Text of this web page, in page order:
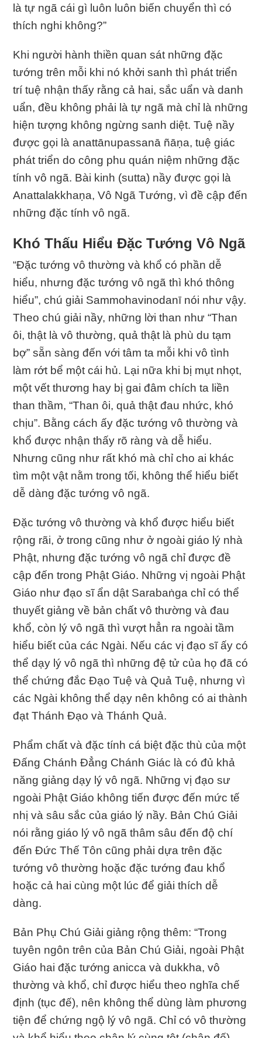
là tự ngã cái gì luôn luôn biến chuyển thì có
thích nghi không?”
Khi người hành thiền quan sát những đặc
tướng trên mỗi khi nó khởi sanh thì phát triển
trí tuệ nhận thấy rằng cả hai, sắc uẩn và danh
uẩn, đều không phải là tự ngã mà chỉ là những
hiện tượng không ngừng sanh diệt. Tuệ nầy
được gọi là anattānupassanā ñāṇa, tuệ giác
phát triển do công phu quán niệm những đặc
tính vô ngã. Bài kinh (sutta) nầy được gọi là
Anattalakkhaṇa, Vô Ngã Tướng, vì đề cập đến
những đặc tính vô ngã.
Khó Thấu Hiểu Ðặc Tướng Vô Ngã
“Ðặc tướng vô thường và khổ có phần dễ
hiểu, nhưng đặc tướng vô ngã thì khó thông
hiểu”, chú giải Sammohavinodanī nói như vậy.
Theo chú giải nầy, những lời than như “Than
ôi, thật là vô thường, quả thật là phù du tạm
bợ” sẵn sàng đến với tâm ta mỗi khi vô tình
làm rớt bể một cái hủ. Lại nữa khi bị mụt nhọt,
một vết thương hay bị gai đâm chích ta liền
than thầm, “Than ôi, quả thật đau nhức, khó
chịu”. Bằng cách ấy đặc tướng vô thường và
khổ được nhận thấy rõ ràng và dễ hiểu.
Nhưng cũng như rất khó mà chỉ cho ai khác
tìm một vật nằm trong tối, không thể hiểu biết
dễ dàng đặc tướng vô ngã.
Ðặc tướng vô thường và khổ được hiểu biết
rộng rãi, ở trong cũng như ở ngoài giáo lý nhà
Phật, nhưng đặc tướng vô ngã chỉ được đề
cập đến trong Phật Giáo. Những vị ngoài Phật
Giáo như đạo sĩ ẩn dật Sarabaṅga chỉ có thể
thuyết giảng về bản chất vô thường và đau
khổ, còn lý vô ngã thì vượt hẳn ra ngoài tầm
hiểu biết của các Ngài. Nếu các vị đạo sĩ ấy có
thể dạy lý vô ngã thì những đệ tử của họ đã có
thể chứng đắc Ðạo Tuệ và Quả Tuệ, nhưng vì
các Ngài không thể dạy nên không có ai thành
đạt Thánh Ðạo và Thánh Quả.
Phẩm chất và đặc tính cá biệt đặc thù của một
Ðấng Chánh Ðẳng Chánh Giác là có đủ khả
năng giảng dạy lý vô ngã. Những vị đạo sư
ngoài Phật Giáo không tiến được đến mức tế
nhị và sâu sắc của giáo lý nầy. Bản Chú Giải
nói rằng giáo lý vô ngã thâm sâu đến độ chí
đến Ðức Thế Tôn cũng phải dựa trên đặc
tướng vô thường hoặc đặc tướng đau khổ
hoặc cả hai cùng một lúc để giải thích dễ
dàng.
Bản Phụ Chú Giải giảng rộng thêm: “Trong
tuyên ngôn trên của Bản Chú Giải, ngoài Phật
Giáo hai đặc tướng anicca và dukkha, vô
thường và khổ, chỉ được hiểu theo nghĩa chế
định (tục đế), nên không thể dùng làm phương
tiện để chứng ngộ lý vô ngã. Chỉ có vô thường